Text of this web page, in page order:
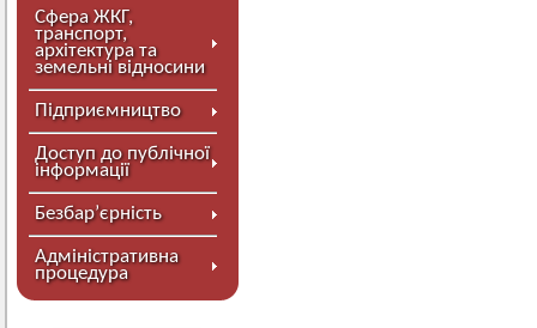
Сфера ЖКГ,
транспорт,
архітектура та
земельні відносини
Підприємництво
Доступ до публічної
інформації
Безбар’єрність
Адміністративна
процедура